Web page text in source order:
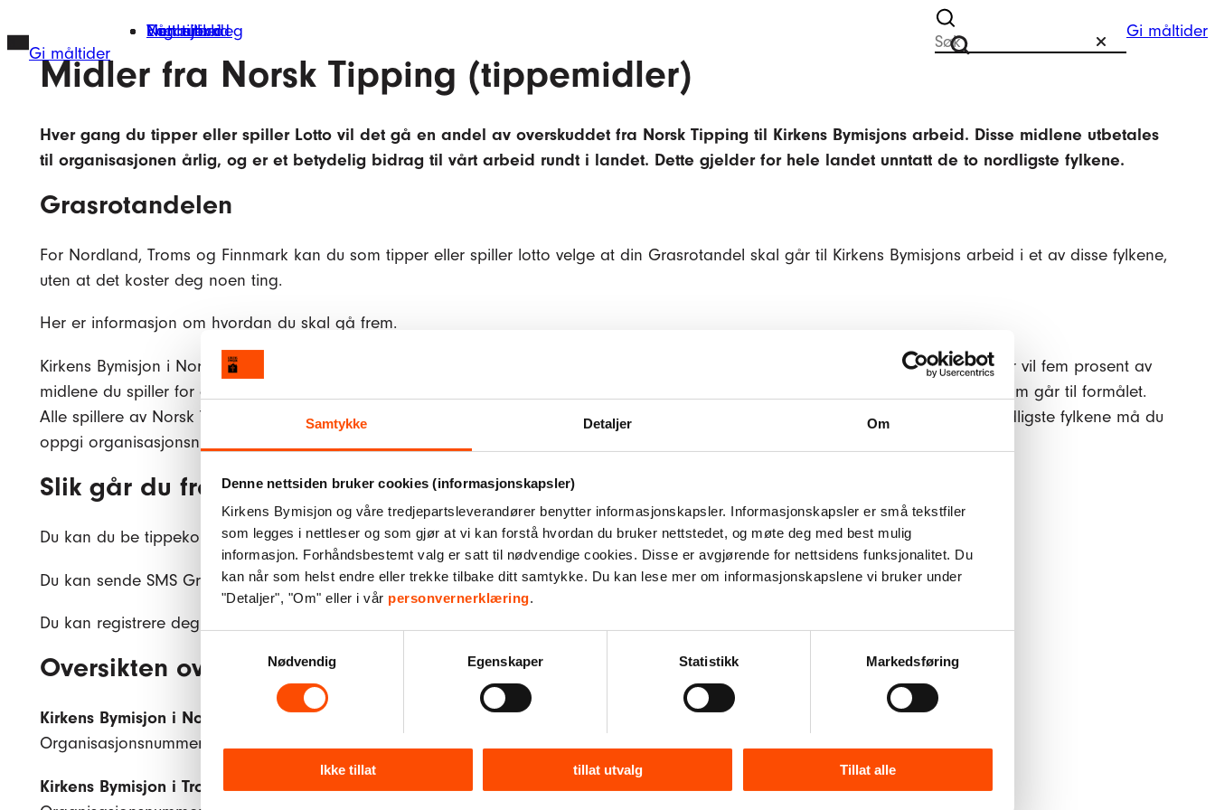
Samtykke Detaljer Om
Denne nettsiden bruker cookies (informasjonskapsler)
Kirkens Bymisjon og våre tredjepartsleverandører benytter informasjonskapsler. Informasjonskapsler er små tekstfiler
som legges i nettleser og som gjør at vi kan forstå hvordan du bruker nettstedet, og møte deg med best mulig
informasjon. Forhåndsbestemt valg er satt til nødvendige cookies. Disse er avgjørende for nettsidens funksjonalitet. Du
kan når som helst endre eller trekke tilbake ditt samtykke. Du kan lese mer om informasjonskapslene vi bruker under
"Detaljer", "Om" eller i vår personvernerklæring.
Nødvendig
Egenskaper Statistikk Markedsføring
Ikke tillat tillat utvalg Tillat alle
innhold
Gi måltider
Finn tilbud
Vårt arbeid
Engasjer deg
Nettbutikk Søk etter
Søk TilbakestillGi måltider
Midler fra Norsk Tipping (tippemidler)
Hver gang du tipper eller spiller Lotto vil det gå en andel av overskuddet fra Norsk Tipping til Kirkens Bymisjons arbeid. Disse midlene utbetales
til organisasjonen årlig, og er et betydelig bidrag til vårt arbeid rundt i landet. Dette gjelder for hele landet unntatt de to nordligste fylkene.
Grasrotandelen
For Nordland, Troms og Finnmark kan du som tipper eller spiller lotto velge at din Grasrotandel skal går til Kirkens Bymisjons arbeid i et av disse fylkene,
uten at det koster deg noen ting.
Her er informasjon om hvordan du skal gå frem.
Kirkens Bymisjon i Nordland, Troms og Finnmark er registrert som mottaker av grasrotandelen. Ved å registrere deg som støttespiller vil fem prosent av
midlene du spiller for gå til vårt viktige arbeid i denne delen av landet. Det er deler av tippeutgiftene, og ikke eventuelle gevinster, som går til formålet.
Alle spillere av Norsk Tipping må nå være registrert med et eget spillekort. For å gi din grasrotandel til Kirkens Bymisjon i de to nordligste fylkene må du
oppgi organisasjonsnummer fra listen under.
Slik går du frem
Du kan du be tippekommisjonæren om å hjelpe deg med dette
Du kan sende SMS Grasrotandelen «org.nr» til 2020 (gratis)
Du kan registrere deg selv på
Oversikten over Kirkens Bymisjons mottakere
Kirkens Bymisjon i Nordland
Organisasjonsnummer: 971 390 069
Kirkens Bymisjon i Troms og Finnmark